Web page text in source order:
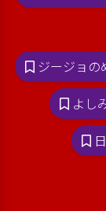
ジージョの
よし